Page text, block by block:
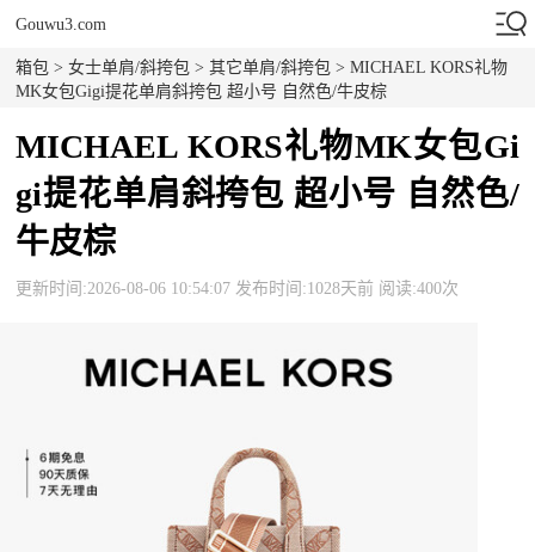
Gouwu3.com
箱包 >女士单肩/斜挎包 >其它单肩/斜挎包 > MICHAEL KORS礼物
MK女包Gigi提花单肩斜挎包 超小号 自然色/牛皮棕
MICHAEL KORS礼物MK女包Gi
gi提花单肩斜挎包 超小号 自然色/
牛皮棕
更新时间:2026-08-06 10:54:07 发布时间:1028天前 阅读:400次